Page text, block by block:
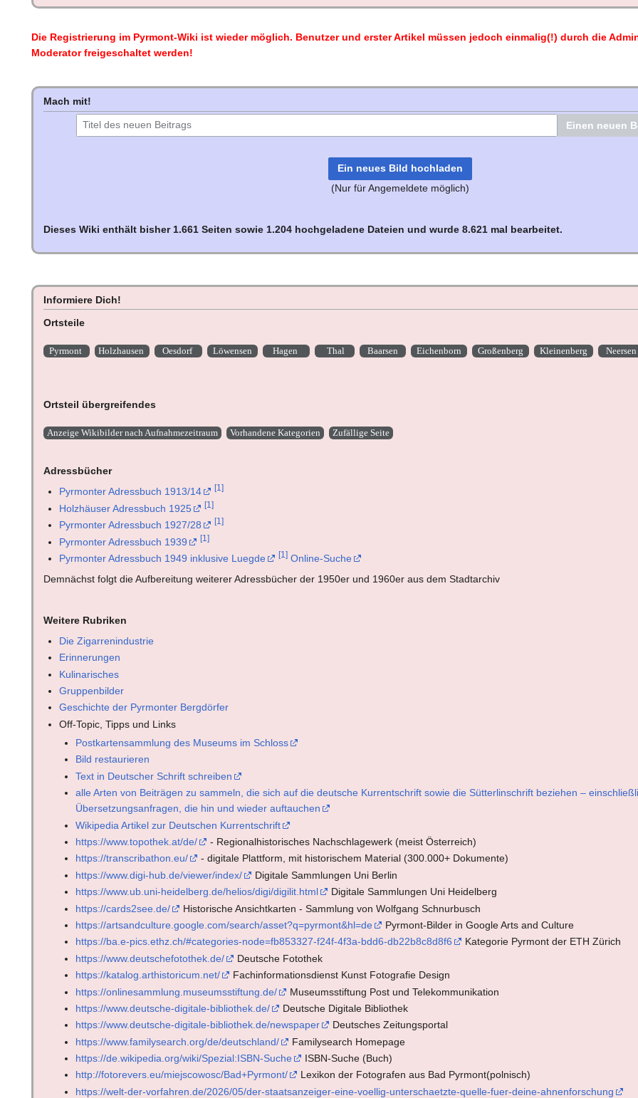
n
n
Die Registrierung im Pyrmont-Wiki ist wieder möglich. Benutzer und erster Artikel müssen jedoch einmalig(!) durch die
Moderator freigeschaltet werden!
Mach mit!
Ein neues Bild hochladen
(Nur für Angemeldete möglich)
Dieses Wiki enthält bisher 1.661 Seiten sowie 1.204 hochgeladene Dateien und wurde 8.621 mal bearbeitet.
Informiere Dich!
Ortsteile
Pyrmont Holzhausen Oesdorf Löwensen Hagen Thal Baarsen Eichenborn Großenberg Kleinenberg Neersen
Ortsteil übergreifendes
Anzeige Wikibilder nach Aufnahmezeitraum Vorhandene Kategorien Zufällige Seite
Adressbücher
Pyrmonter Adressbuch 1913/14
[1]
Holzhäuser Adressbuch 1925 [1]
Pyrmonter Adressbuch 1927/28 [1]
Pyrmonter Adressbuch 1939 [1]
Pyrmonter Adressbuch 1949 inklusive Luegde [1] Online-Suche
Demnächst folgt die Aufbereitung weiterer Adressbücher der 1950er und 1960er aus dem Stadtarchiv
Weitere Rubriken
Die Zigarrenindustrie
Erinnerungen
Kulinarisches
Gruppenbilder
Geschichte der Pyrmonter Bergdörfer
Off-Topic, Tipps und Links
Postkartensammlung des Museums im Schloss
Bild restaurieren
Text in Deutscher Schrift schreiben
alle Arten von Beiträgen zu sammeln, die sich auf die deutsche Kurrentschrift sowie die Sütterlinschrift beziehen –
Übersetzungsanfragen, die hin und wieder auftauchen
Wikipedia Artikel zur Deutschen Kurrentschrift
https://www.topothek.at/de/
- Regionalhistorisches Nachschlagewerk (meist Österreich)
https://transcribathon.eu/
- digitale Plattform, mit historischem Material (300.000+ Dokumente)
https://www.digi-hub.de/viewer/index/
Digitale Sammlungen Uni Berlin
https://www.ub.uni-heidelberg.de/helios/digi/digilit.html
Digitale Sammlungen Uni Heidelberg
https://cards2see.de/
Historische Ansichtkarten - Sammlung von Wolfgang Schnurbusch
https://artsandculture.google.com/search/asset?q=pyrmont&hl=de
Pyrmont-Bilder in Google Arts and Culture
https://ba.e-pics.ethz.ch/#categories-node=fb853327-f24f-4f3a-bdd6-db22b8c8d8f6
Kategorie Pyrmont der ETH Zürich
https://www.deutschefotothek.de/
Deutsche Fotothek
https://katalog.arthistoricum.net/
Fachinformationsdienst Kunst Fotografie Design
https://onlinesammlung.museumsstiftung.de/
Museumsstiftung Post und Telekommunikation
https://www.deutsche-digitale-bibliothek.de/
Deutsche Digitale Bibliothek
https://www.deutsche-digitale-bibliothek.de/newspaper
Deutsches Zeitungsportal
https://www.familysearch.org/de/deutschland/
Familysearch Homepage
https://de.wikipedia.org/wiki/Spezial:ISBN-Suche
ISBN-Suche (Buch)
http://fotorevers.eu/miejscowosc/Bad+Pyrmont/
Lexikon der Fotografen aus Bad Pyrmont(polnisch)
https://welt-der-vorfahren.de/2026/05/der-staatsanzeiger-eine-voellig-unterschaetzte-quelle-fuer-deine-ahnenforschung